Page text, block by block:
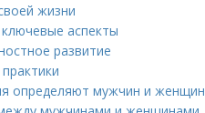
жизни
аспекты
развитие
определяют мужчин и женщин